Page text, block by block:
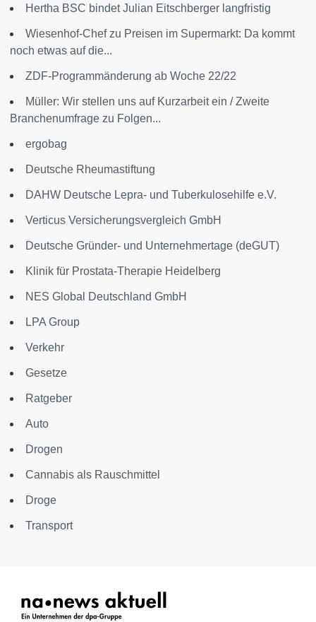
Hertha BSC bindet Julian Eitschberger langfristig
Wiesenhof-Chef zu Preisen im Supermarkt: Da kommt
noch etwas auf die...
ZDF-Programmänderung ab Woche 22/22
Müller: Wir stellen uns auf Kurzarbeit ein / Zweite
Branchenumfrage zu Folgen...
ergobag
Deutsche Rheumastiftung
DAHW Deutsche Lepra- und Tuberkulosehilfe e.V.
Verticus Versicherungsvergleich GmbH
Deutsche Gründer- und Unternehmertage (deGUT)
Klinik für Prostata-Therapie Heidelberg
NES Global Deutschland GmbH
LPA Group
Verkehr
Gesetze
Ratgeber
Auto
Drogen
Cannabis als Rauschmittel
Droge
Transport